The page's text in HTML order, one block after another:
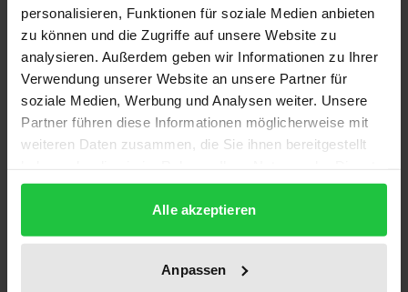
personalisieren, Funktionen für soziale Medien anbieten
zu können und die Zugriffe auf unsere Website zu
analysieren. Außerdem geben wir Informationen zu Ihrer
Verwendung unserer Website an unsere Partner für
soziale Medien, Werbung und Analysen weiter. Unsere
Partner führen diese Informationen möglicherweise mit
weiteren Daten zusammen, die Sie ihnen bereitgestellt
gesammelt haben.
Alle akzeptieren
Anpassen
Intertextualität und Quellenrezeption in
Julian Apostatas „Caesares“
Der Preis dieses Titels richtet sich nach der
Tectum, 1. Auflage 2024